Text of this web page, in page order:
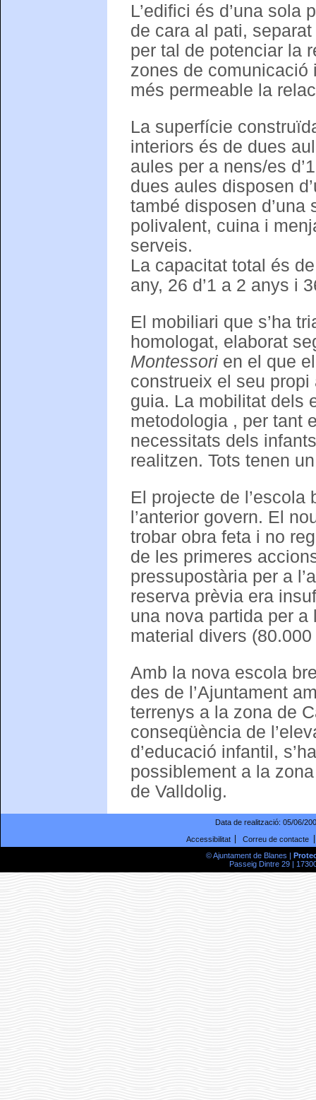
L’edifici és d’una
de cara al pati,
per tal de potenciar la
zones de comunicació
més permeable la
La superfície
interiors és de dues
aules per a nens/es
dues aules disposen
també disposen
polivalent, cuina i
serveis.
La capacitat total és
any, 26 d’1 a 2 anys i
El mobiliari que s’ha
homologat, elaborat
Montessorien el que
construeix el seu propi
guia. La mobilitat dels
metodologia , per tant
necessitats dels
realitzen. Tots tenen
El projecte de
l’anterior govern. El
trobar obra feta i no
de les primeres
pressupostària per a
reserva prèvia era
una nova partida per a
material divers
Amb la nova escola
des de l’Ajuntament
terrenys a la zona de
conseqüència de
d’educació infantil,
possiblement a la
de Valldolig.
Data de realització: 05/06/
Accessibilitat
Correu de contacte
© Ajuntament de Blanes |
Passeig Dintre 29 |